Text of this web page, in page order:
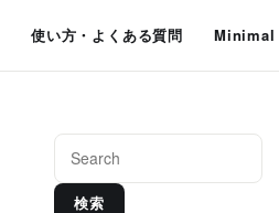
使い方・よくある質問 Minimal
検索